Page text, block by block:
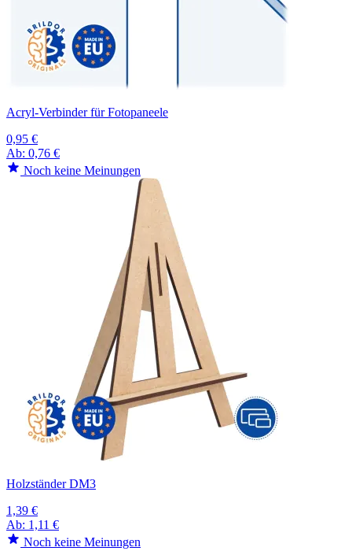
Acryl-Verbinder für Fotopaneele
0,95 €
Ab: 0,76 €
Noch keine Meinungen
Holzständer DM3
1,39 €
Ab: 1,11 €
Noch keine Meinungen